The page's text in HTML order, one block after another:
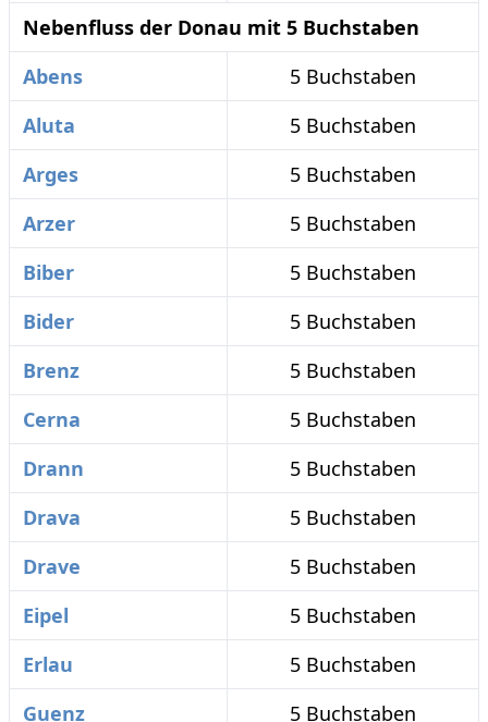
Nebenfluss der Donau mit 5 Buchstaben
Abens
5 Buchstaben
Aluta
5 Buchstaben
Arges
5 Buchstaben
Arzer
5 Buchstaben
Biber
5 Buchstaben
Bider
5 Buchstaben
Brenz
5 Buchstaben
Cerna
5 Buchstaben
Drann
5 Buchstaben
Drava
5 Buchstaben
Drave
5 Buchstaben
Eipel
5 Buchstaben
Erlau
5 Buchstaben
Guenz
5 Buchstaben